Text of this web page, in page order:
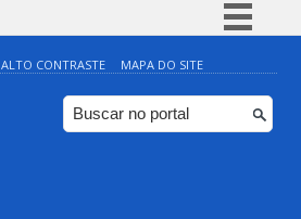
Simplifique!
Comunica BR
Participe
ALTO CONTRASTE MAPA DO SITE